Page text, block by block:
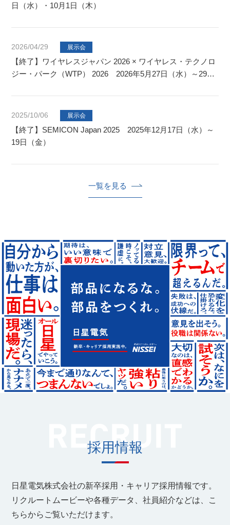
日（水）・10月1日（木）
2026/04/29 展示会
【終了】ワイヤレスジャパン 2026 × ワイヤレス・テクノロ
ジー・パーク（WTP） 2026 2026年5月27日（水）～29日
2025/10/06 展示会
【終了】SEMICON Japan 2025 2025年12月17日（水）～
19日（金）
一覧を見る
採⽤情報
日星電気株式会社の新卒採用・キャリア採用情報です。
リクルートムービーや各種データ、社員紹介などは、こ
ちらからご覧いただけます。